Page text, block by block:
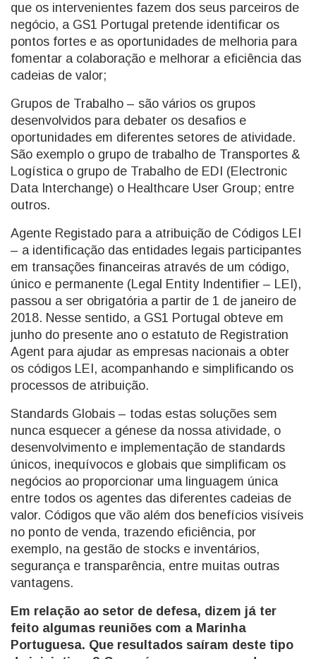
que os intervenientes fazem dos seus parceiros de
negócio, a GS1 Portugal pretende identificar os
pontos fortes e as oportunidades de melhoria para
fomentar a colaboração e melhorar a eficiência das
cadeias de valor;
Grupos de Trabalho – são vários os grupos
desenvolvidos para debater os desafios e
oportunidades em diferentes setores de atividade.
São exemplo o grupo de trabalho de Transportes &
Logística o grupo de Trabalho de EDI (Electronic
Data Interchange) o Healthcare User Group; entre
outros.
Agente Registado para a atribuição de Códigos LEI
– a identificação das entidades legais participantes
em transações financeiras através de um código,
único e permanente (Legal Entity Indentifier – LEI),
passou a ser obrigatória a partir de 1 de janeiro de
2018. Nesse sentido, a GS1 Portugal obteve em
junho do presente ano o estatuto de Registration
Agent para ajudar as empresas nacionais a obter
os códigos LEI, acompanhando e simplificando os
processos de atribuição.
Standards Globais – todas estas soluções sem
nunca esquecer a génese da nossa atividade, o
desenvolvimento e implementação de standards
únicos, inequívocos e globais que simplificam os
negócios ao proporcionar uma linguagem única
entre todos os agentes das diferentes cadeias de
valor. Códigos que vão além dos benefícios visíveis
no ponto de venda, trazendo eficiência, por
exemplo, na gestão de stocks e inventários,
segurança e transparência, entre muitas outras
vantagens.
Em relação ao setor de defesa, dizem já ter
feito algumas reuniões com a Marinha
Portuguesa. Que resultados saíram deste tipo